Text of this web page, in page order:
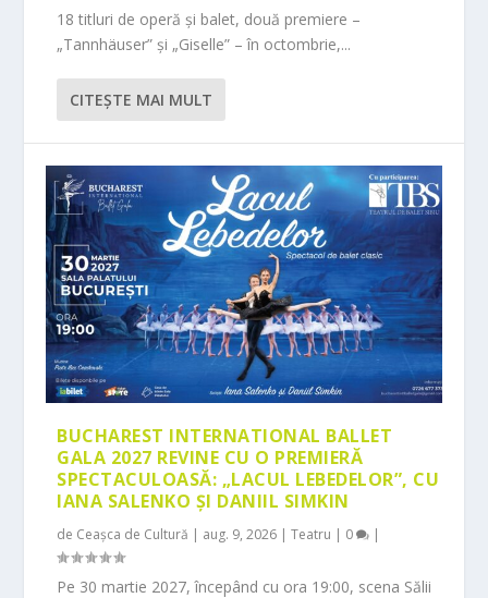
18 titluri de operă și balet, două premiere –
„Tannhäuser” și „Giselle” – în octombrie,...
CITEŞTE MAI MULT
BUCHAREST INTERNATIONAL BALLET
GALA 2027 REVINE CU O PREMIERĂ
SPECTACULOASĂ: „LACUL LEBEDELOR”, CU
IANA SALENKO ȘI DANIIL SIMKIN
de Ceașca de Cultură | aug. 9, 2026 |Teatru | 0 |
Pe 30 martie 2027, începând cu ora 19:00, scena Sălii